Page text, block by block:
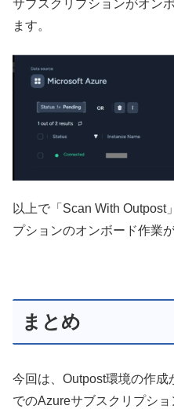
サブスクリプションがオン
ます。
以上で「Scan With Outpost
プションのオンボード作業
まとめ
今回は、Outpost環境の作成
でのAzureサブスクリプシ